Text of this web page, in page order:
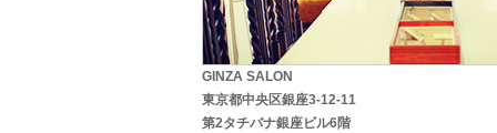
GINZA SALON
東京都中央区銀座3-12-11
第2タチバナ銀座ビル6階